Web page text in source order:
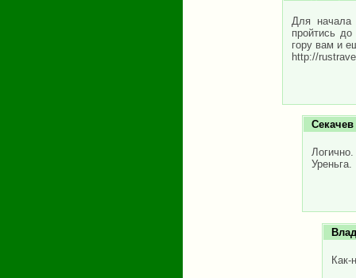
Для начала
пройтись
гору вам и
http://
Уреньга.
Как-